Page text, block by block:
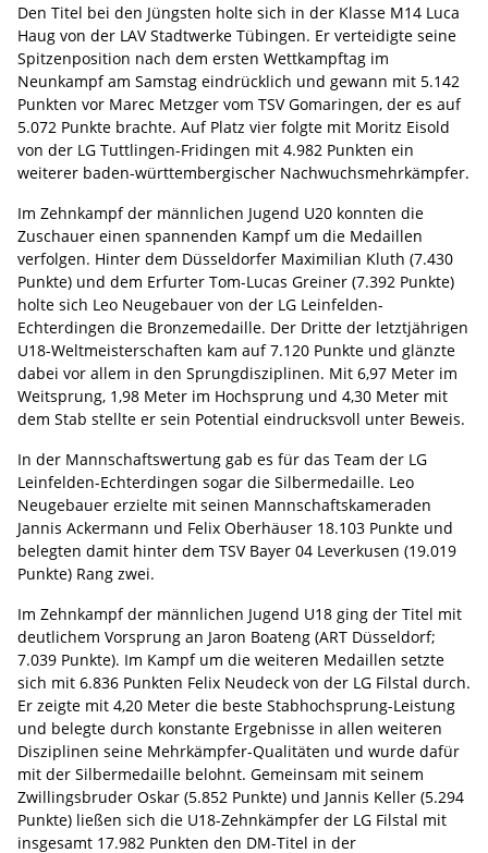
Den Titel bei den Jüngsten holte sich in der Klasse M14 Luca
Haug von der LAV Stadtwerke Tübingen. Er verteidigte seine
Spitzenposition nach dem ersten Wettkampftag im
Neunkampf am Samstag eindrücklich und gewann mit 5.142
Punkten vor Marec Metzger vom TSV Gomaringen, der es auf
5.072 Punkte brachte. Auf Platz vier folgte mit Moritz Eisold
von der LG Tuttlingen-Fridingen mit 4.982 Punkten ein
weiterer baden-württembergischer Nachwuchsmehrkämpfer.
Im Zehnkampf der männlichen Jugend U20 konnten die
Zuschauer einen spannenden Kampf um die Medaillen
verfolgen. Hinter dem Düsseldorfer Maximilian Kluth (7.430
Punkte) und dem Erfurter Tom-Lucas Greiner (7.392 Punkte)
holte sich Leo Neugebauer von der LG Leinfelden-
Echterdingen die Bronzemedaille. Der Dritte der letztjährigen
U18-Weltmeisterschaften kam auf 7.120 Punkte und glänzte
dabei vor allem in den Sprungdisziplinen. Mit 6,97 Meter im
Weitsprung, 1,98 Meter im Hochsprung und 4,30 Meter mit
dem Stab stellte er sein Potential eindrucksvoll unter Beweis.
In der Mannschaftswertung gab es für das Team der LG
Leinfelden-Echterdingen sogar die Silbermedaille. Leo
Neugebauer erzielte mit seinen Mannschaftskameraden
Jannis Ackermann und Felix Oberhäuser 18.103 Punkte und
belegten damit hinter dem TSV Bayer 04 Leverkusen (19.019
Punkte) Rang zwei.
Im Zehnkampf der männlichen Jugend U18 ging der Titel mit
deutlichem Vorsprung an Jaron Boateng (ART Düsseldorf;
7.039 Punkte). Im Kampf um die weiteren Medaillen setzte
sich mit 6.836 Punkten Felix Neudeck von der LG Filstal durch.
Er zeigte mit 4,20 Meter die beste Stabhochsprung-Leistung
und belegte durch konstante Ergebnisse in allen weiteren
Disziplinen seine Mehrkämpfer-Qualitäten und wurde dafür
mit der Silbermedaille belohnt. Gemeinsam mit seinem
Zwillingsbruder Oskar (5.852 Punkte) und Jannis Keller (5.294
Punkte) ließen sich die U18-Zehnkämpfer der LG Filstal mit
insgesamt 17.982 Punkten den DM-Titel in der